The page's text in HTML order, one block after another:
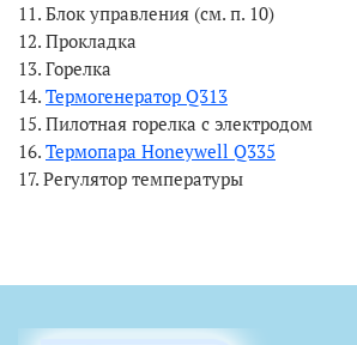
11. Блок управления (см. п. 10)
12. Прокладка
13. Горелка
14. Термогенератор Q313
15. Пилотная горелка с электродом
16. Термопара Honeywell Q335
17. Регулятор температуры